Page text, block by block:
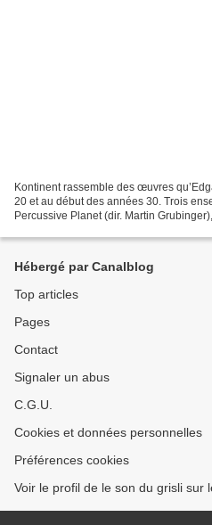
Kontinent rassemble des œuvres
20 et au début des années 30. Trois
Percussive Planet (dir. Martin
Hébergé par Canalblog
Top articles
Pages
Contact
Signaler un abus
C.G.U.
Cookies et données personnelles
Préférences cookies
Voir le profil de le son du grisli sur